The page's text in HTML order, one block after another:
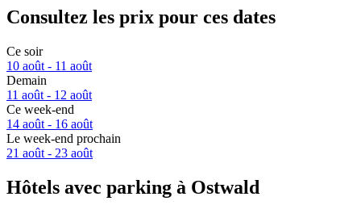
Consultez les prix pour ces dates
Ce soir
10 août - 11 août
Demain
11 août - 12 août
Ce week-end
14 août - 16 août
Le week-end prochain
21 août - 23 août
Hôtels avec parking à Ostwald